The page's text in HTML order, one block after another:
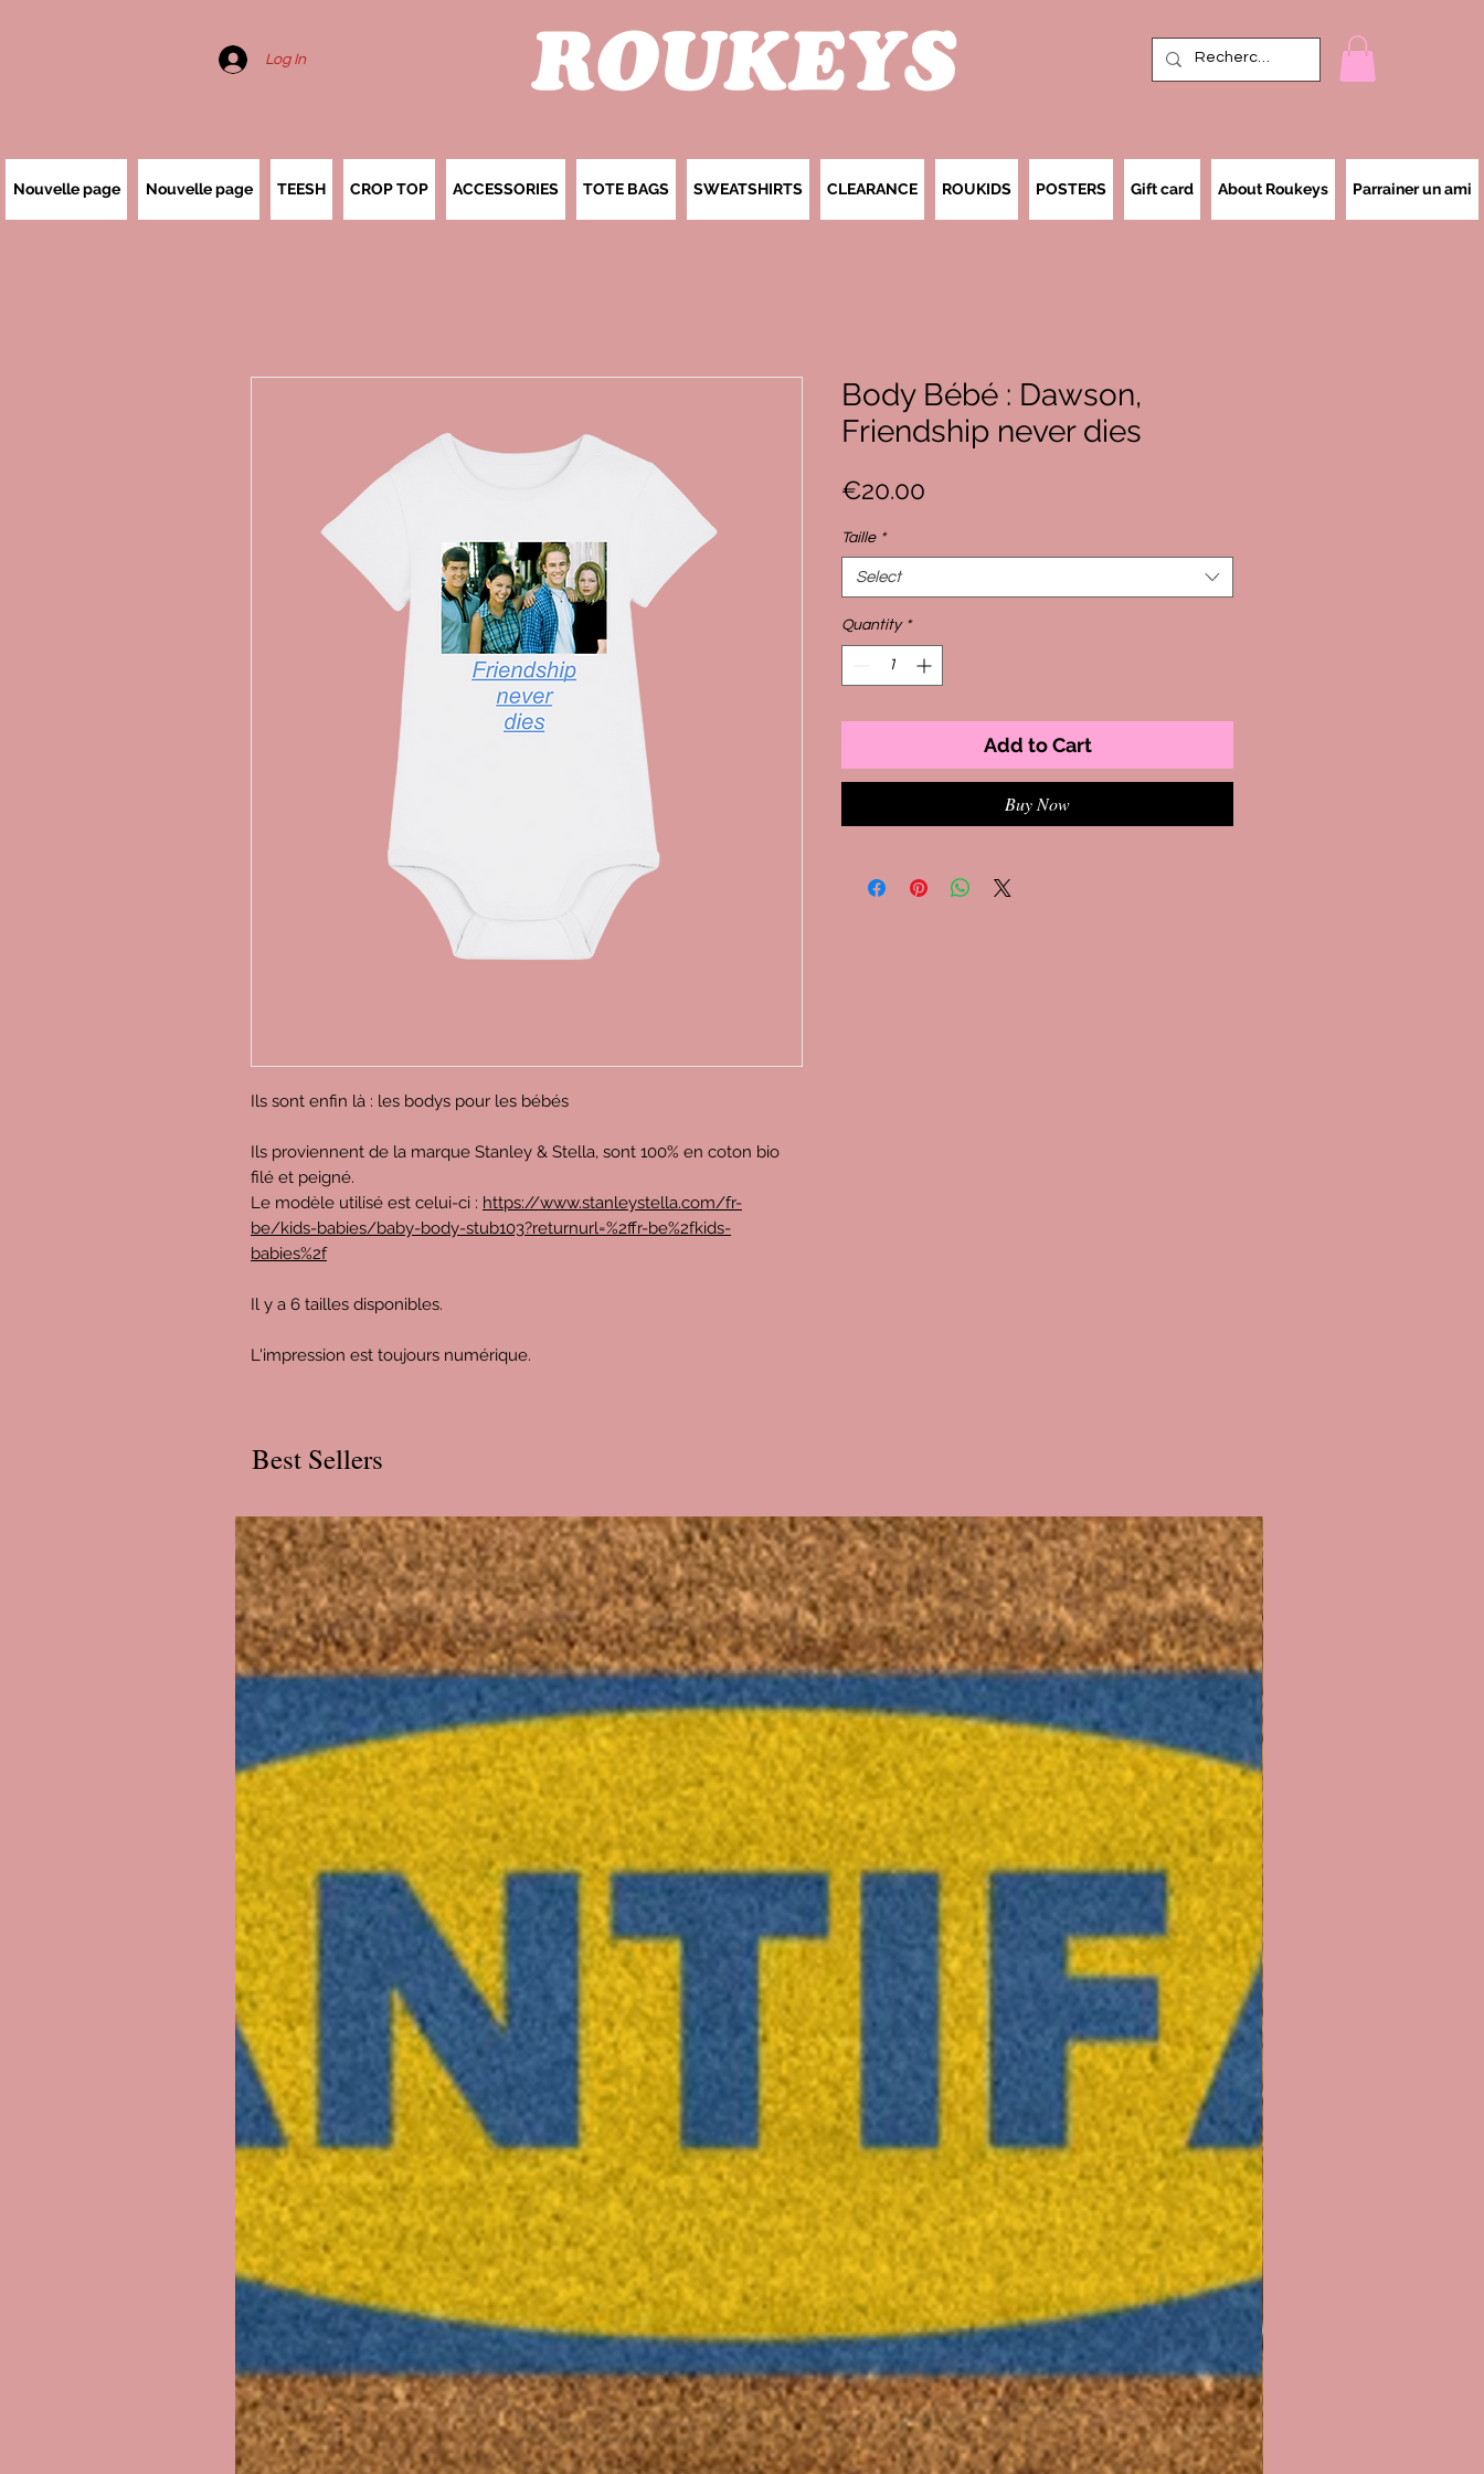
Log In
Nouvelle page Nouvelle page TEESH CROP TOP ACCESSORIES TOTE BAGS SWEATSHIRTS CLEARANCE ROUKIDS POSTERS Gift card About Roukeys Parrainer un ami
Ils sont enfin là : les bodys pour les bébés
Ils proviennent de la marque Stanley & Stella, sont 100% en coton bio
filé et peigné.
Le modèle utilisé est celui-ci : https://www.stanleystella.com/fr-
be/kids-babies/baby-body-stub103?returnurl=%2ffr-be%2fkids-
babies%2f
Il y a 6 tailles disponibles.
L'impression est toujours numérique.
Body Bébé : Dawson,
Friendship never dies
€20.00
Taille *
Select
Quantity *
Add to Cart
Buy Now
Best Sellers